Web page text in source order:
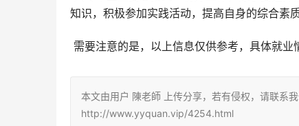
知识，积极参加实践活动，提高自身的综合素
需要注意的是，以上信息仅供参考，具体就业
本文由用户 陳老師 上传分享，若有侵权，请联系
http://www.yyquan.vip/4254.html